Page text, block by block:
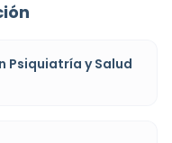
Psiquiatría y Salud